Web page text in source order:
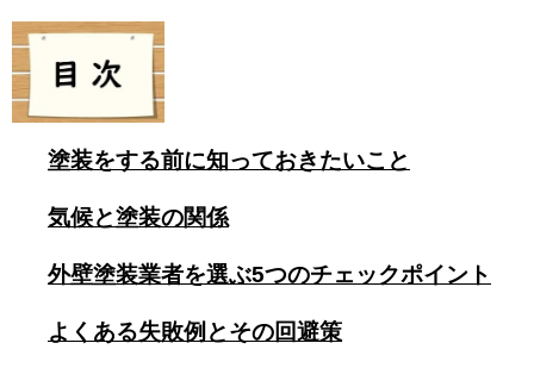
塗装をする前に知っておきたいこと
気候と塗装の関係
外壁塗装業者を選ぶ5つのチェックポイント
よくある失敗例とその回避策